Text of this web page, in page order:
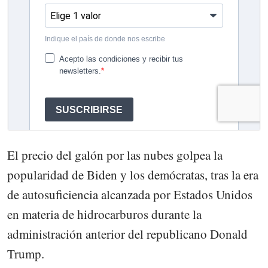
El precio del galón por las nubes golpea la
popularidad de Biden y los demócratas, tras la era
de autosuficiencia alcanzada por Estados Unidos
en materia de hidrocarburos durante la
administración anterior del republicano Donald
Trump.